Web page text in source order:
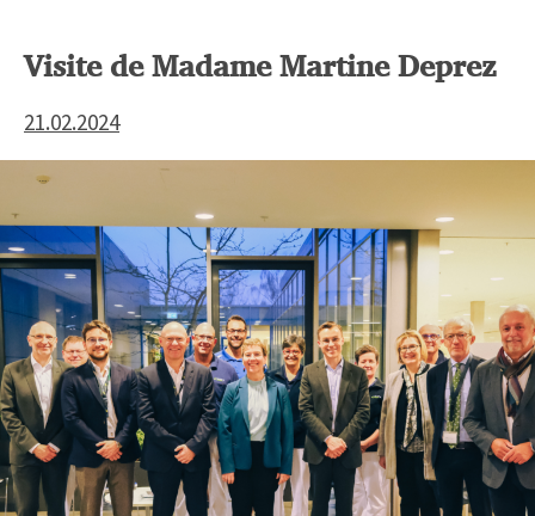
Visite de Madame Martine Deprez
21.02.2024